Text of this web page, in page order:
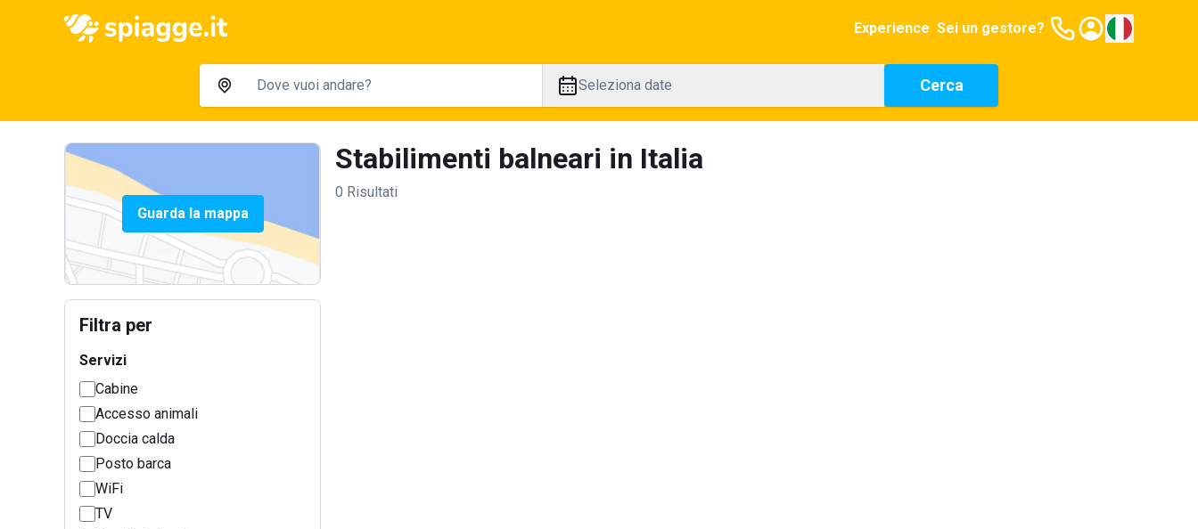
Experience Sei un gestore?
Seleziona date Cerca
Guarda la mappa
Filtra per
Servizi
Cabine
Accesso animali
Doccia calda
Posto barca
WiFi
TV
Stabilimenti balneari in Italia
0 Risultati